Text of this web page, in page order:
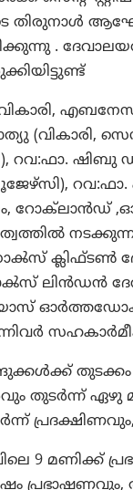
.
(വികാരി,
റവ:ഫാ.
റോക്‌ലാൻഡ്
ക്ലിഫ്ടൺ
ലിൻഡൻ
തുടക്കം
തുടർന്ന്
9 മണിക്ക്